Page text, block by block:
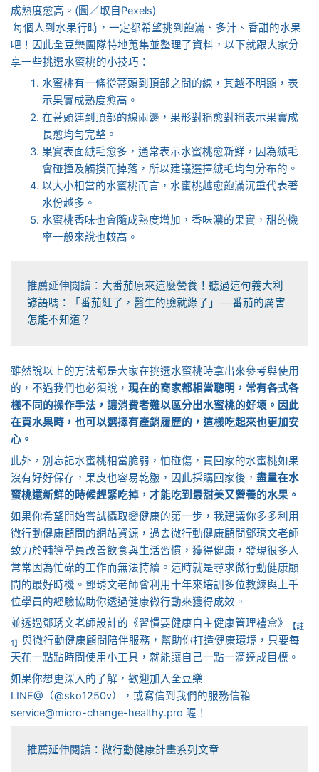
成熟度愈高。(圖／取自Pexels)
每個人到水果行時，一定都希望挑到飽滿、多汁、香甜的水果
吧！因此全豆樂團隊特地蒐集並整理了資料，以下就跟大家分
享一些挑選水蜜桃的小技巧：
水蜜桃有一條從蒂頭到頂部之間的線，其越不明顯，表
示果實成熟度愈高。
在蒂頭連到頂部的線兩邊，果形對稱愈對稱表示果實成
長愈均勻完整。
果實表面絨毛愈多，通常表示水蜜桃愈新鮮，因為絨毛
會碰撞及觸摸而掉落，所以建議選擇絨毛均勻分布的。
以大小相當的水蜜桃而言，水蜜桃越愈飽滿沉重代表著
水份越多。
水蜜桃香味也會隨成熟度增加，香味濃的果實，甜的機
率一般來說也較高。
推薦延伸閱讀：大番茄原來這麼營養！聽過這句義大利
諺語嗎：「番茄紅了，醫生的臉就綠了」──番茄的厲害
怎能不知道？
雖然說以上的方法都是大家在挑選水蜜桃時拿出來參考與使用
的，不過我們也必須說， 現在的商家都相當聰明，常有各式各
樣不同的操作手法，讓消費者難以區分出水蜜桃的好壞。因此
在買水果時，也可以選擇有產銷履歷的，這樣吃起來也更加安
心。
此外，別忘記水蜜桃相當脆弱，怕碰傷，買回家的水蜜桃如果
沒有好好保存，果皮也容易乾皺，因此採購回家後， 盡量在水
蜜桃還新鮮的時候趕緊吃掉，才能吃到最甜美又營養的水果。
如果你希望開始嘗試攝取變健康的第一步，我建議你多多利用
微行動健康顧問的網站資源，過去微行動健康顧問鄧琇文老師
致力於輔導學員改善飲食與生活習慣，獲得健康，發現很多人
常常因為忙碌的工作而無法持續。這時就是尋求微行動健康顧
問的最好時機。鄧琇文老師會利用十年來培訓多位教練與上千
位學員的經驗協助你透過健康微行動來獲得成效。
並透過鄧琇文老師設計的《習慣要健康自主健康管理禮盒》
【註
1】 與微行動健康顧問陪伴服務，幫助你打造健康環境，只要每
天花一點點時間使用小工具，就能讓自己一點一滴達成目標。
如果你想更深入的了解，歡迎加入全豆樂
LINE@（@sko1250v），或寫信到我們的服務信箱
service@micro-change-healthy.pro 喔！
推薦延伸閱讀：微行動健康計畫系列文章